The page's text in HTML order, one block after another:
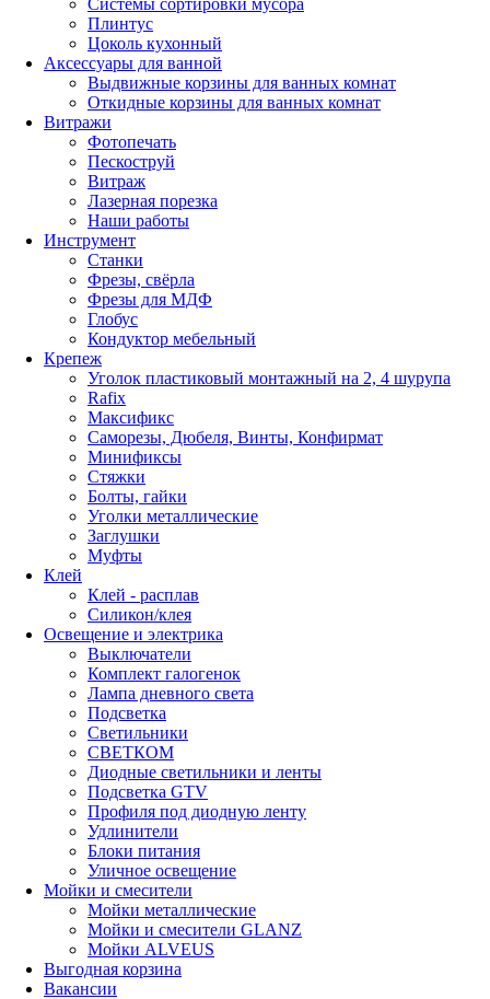
Плинтус
Цоколь кухонный
Аксессуары для ванной
Выдвижные корзины для ванных комнат
Откидные корзины для ванных комнат
Витражи
Фотопечать
Пескоструй
Витраж
Лазерная порезка
Наши работы
Инструмент
Станки
Фрезы, свёрла
Фрезы для МДФ
Глобус
Кондуктор мебельный
Крепеж
Уголок пластиковый монтажный на 2, 4 шурупа
Rafix
Максификс
Саморезы, Дюбеля, Винты, Конфирмат
Минификсы
Стяжки
Болты, гайки
Уголки металлические
Заглушки
Муфты
Клей
Клей - расплав
Силикон/клея
Освещение и электрика
Выключатели
Комплект галогенок
Лампа дневного света
Подсветка
Светильники
СВЕТКОМ
Диодные светильники и ленты
Подсветка GTV
Профиля под диодную ленту
Удлинители
Блоки питания
Уличное освещение
Мойки и смесители
Мойки металлические
Мойки и смесители GLANZ
Мойки ALVEUS
Выгодная корзина
Вакансии